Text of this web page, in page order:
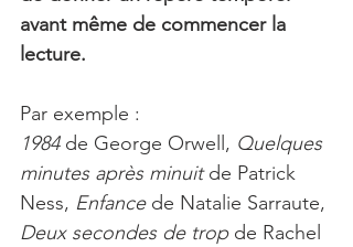
avant même de commencer la
lecture.
Par exemple :
1984 de George Orwell, Quelques
minutes après minuit de Patrick
Ness, Enfance de Natalie Sarraute,
Deux secondes de trop de Rachel